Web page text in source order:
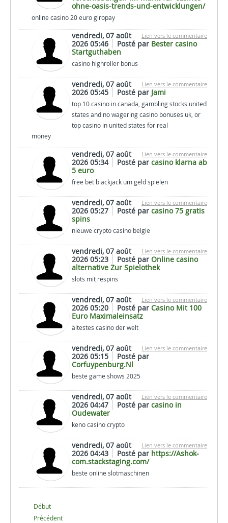
ohne-oasis-trends-und-entwicklungen/
online casino 20 euro giropay
Lien vers le commentaire
vendredi, 07 août
2026 05:46
Posté par Bester casino
Startguthaben
casino highroller bonus
Lien vers le commentaire
vendredi, 07 août
2026 05:45
Posté par Jami
top 10 casino in canada, gambling stocks united
states and no wagering casino bonuses uk, or
top casino in united states for real
money
Lien vers le commentaire
vendredi, 07 août
2026 05:34
Posté par casino klarna ab
5 euro
free bet blackjack um geld spielen
Lien vers le commentaire
vendredi, 07 août
2026 05:27
Posté par casino 75 gratis
spins
nieuwe crypto casino belgie
Lien vers le commentaire
vendredi, 07 août
2026 05:23
Posté par Online casino
alternative Zur Spielothek
slots mit respins
Lien vers le commentaire
vendredi, 07 août
2026 05:20
Posté par Casino Mit 100
Euro Maximaleinsatz
ältestes casino der welt
Lien vers le commentaire
vendredi, 07 août
2026 05:15
Posté par
Corfuypenburg.Nl
beste game shows 2025
Lien vers le commentaire
vendredi, 07 août
2026 04:47
Posté par casino in
Oudewater
keno casino crypto
Lien vers le commentaire
vendredi, 07 août
2026 04:43
Posté par https://Ashok-
com.stackstaging.com/
beste online slotmaschinen
Début
Précédent